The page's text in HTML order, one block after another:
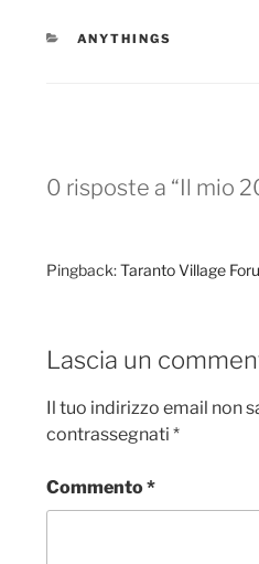
e o
CATEGORIE
ANYTHINGS
0 risposte a “Il mio
Pingback:Taranto Village
Lascia un
Il tuo indirizzo email non
contrassegnati *
Commento*